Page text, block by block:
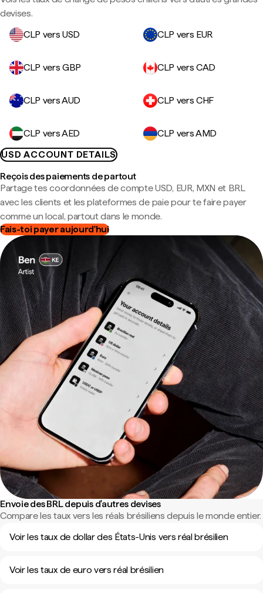
devises.
CLP vers USD
CLP vers EUR
CLP vers GBP CLP vers CAD
CLP vers AUD CLP vers CHF
CLP vers AED
CLP vers AMD
USD ACCOUNT DETAILS
Reçois des paiements de partout
Partage tes coordonnées de compte USD, EUR, MXN et BRL
avec les clients et les plateformes de paie pour te faire payer
comme un local, partout dans le monde.
Fais-toi payer aujourd'hui
Envoie des BRL depuis d'autres devises
Compare les taux vers les réals brésiliens depuis le monde entier.
Voir les taux de dollar des États-Unis vers réal brésilien
Voir les taux de euro vers réal brésilien